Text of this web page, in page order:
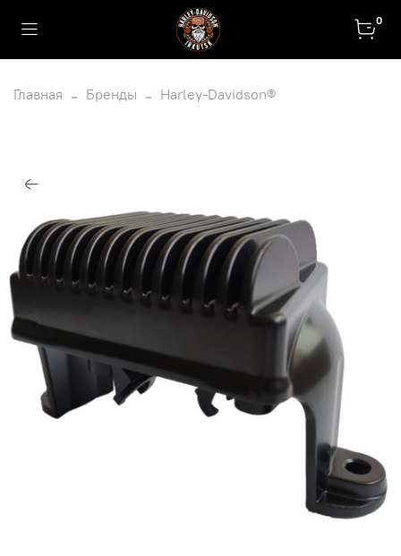
0
Главная Бренды Harley-Davidson®